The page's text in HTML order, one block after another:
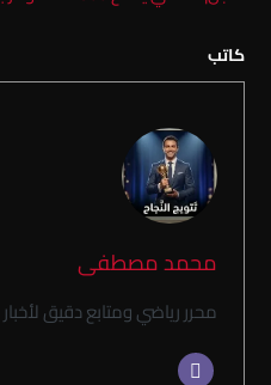
كاتب
محمد مصطفى
محرر رياضي ومتابع دقيق لأخبار